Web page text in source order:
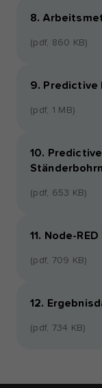
8.
(pdf, 860 KB)
9. Predictive
(pdf, 1 MB)
10.
(pdf, 653 KB)
11. Node-
(pdf, 709 KB)
12.
(pdf, 734 KB)